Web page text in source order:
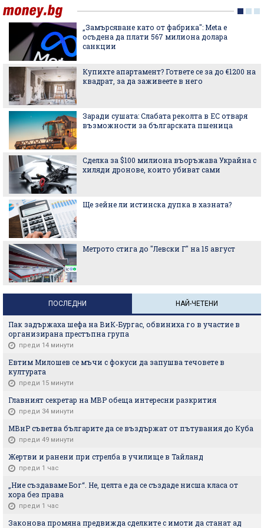
„Замърсяване като от фабрика": Meta е
осъдена да плати 567 милиона долара
санкции
Купихте апартамент? Гответе се за до €1200 на
квадрат, за да заживеете в него
Заради сушата: Слабата реколта в ЕС отваря
възможности за българската пшеница
Сделка за $100 милиона въоръжава Украйна с
хиляди дронове, които убиват сами
Ще зейне ли истинска дупка в хазната?
Метрото стига до "Левски Г" на 15 август
ПОСЛЕДНИ НАЙ-ЧЕТЕНИ
Пак задържаха шефа на ВиК-Бургас, обвиниха го в участие в
организирана престъпна група
преди 14 минути
Евтим Милошев се мъчи с фокуси да запушва течовете в
културата
преди 15 минути
Главният секретар на МВР обеща интересни разкрития
преди 34 минути
МВнР съветва българите да се въздържат от пътувания до Куба
преди 49 минути
Жертви и ранени при стрелба в училище в Тайланд
преди 1 час
„Ние създаваме Бог“. Не, целта е да се създаде нисша класа от
хора без права
преди 1 час
Законова промяна предвижда сделките с имоти да станат ад